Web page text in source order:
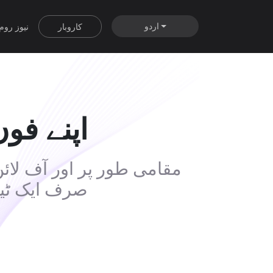
نیوز کاروبار اردو
اپنے
مقامی طور پر اور آف
صرف ایک